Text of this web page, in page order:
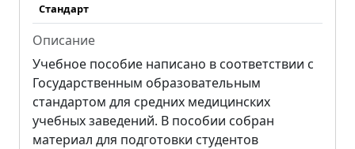
Стандарт
Описание
Учебное пособие написано в соответствии с
Государственным образовательным
стандартом для средних медицинских
учебных заведений. В пособии собран
материал для подготовки студентов